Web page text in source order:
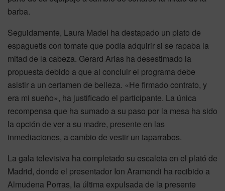
barba.
Seguidamente, Laura Madel ha destapado un plato de
espaguetis con tomate que podía adquirir si se rapaba la
mitad de la cabeza. Gerard Arias ha desestimado la
propuesta debido a que al concluir el programa debe
asistir a un certamen de belleza. «He firmado contrato, y
era mi sueño», ha justificado el participante. La única
recompensa que ha sumado a su paso por la mesa ha sido
la opción de ver a su madre, presente en las
inmediaciones, a cambio de vestir un taparrabos.
La gala televisiva ha completado su escaleta en el plató de
Madrid, donde el presentador Ion Aramendi ha recibido a
Almudena Porras, la última expulsada de la presente